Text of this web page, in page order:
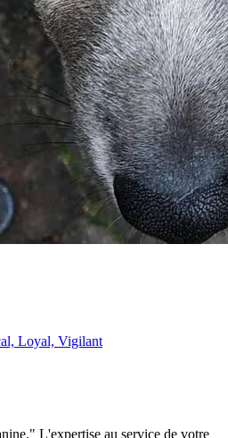
Loyal, Vigilant
L'expertise au service de votre